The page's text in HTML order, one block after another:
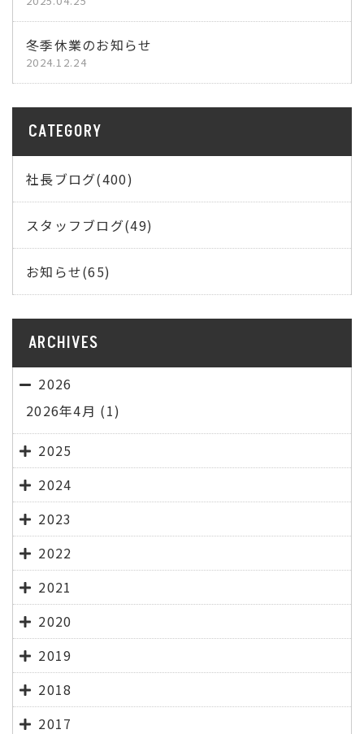
冬季休業のお知らせ
2024.12.24
CATEGORY
社長ブログ(400)
スタッフブログ(49)
お知らせ(65)
ARCHIVES
2026
2026年4月 (1)
2025
2024
2023
2022
2021
2020
2019
2018
2017